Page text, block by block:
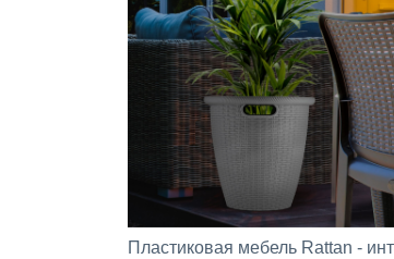
Пластиковая мебель Rattan -